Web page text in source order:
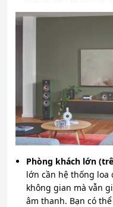
Phòng khách lớn
lớn cần hệ thống loa
không gian mà vẫn
âm thanh. Bạn có